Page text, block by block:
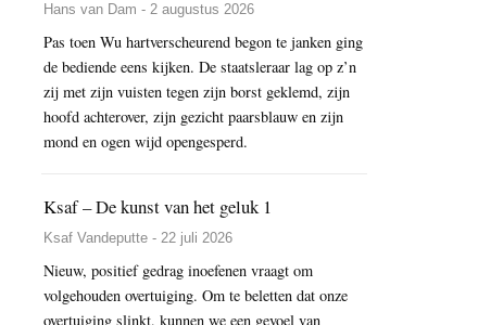
Hans van Dam - 2 augustus 2026
Pas toen Wu hartverscheurend begon te janken ging
de bediende eens kijken. De staatsleraar lag op z’n
zij met zijn vuisten tegen zijn borst geklemd, zijn
hoofd achterover, zijn gezicht paarsblauw en zijn
mond en ogen wijd opengesperd.
Ksaf – De kunst van het geluk 1
Ksaf Vandeputte - 22 juli 2026
Nieuw, positief gedrag inoefenen vraagt om
volgehouden overtuiging. Om te beletten dat onze
overtuiging slinkt, kunnen we een gevoel van